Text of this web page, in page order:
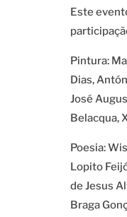
Este
Pintura:
Dias,
José
Belacqua,
Poesia:
Lopito
de Jesus
Braga